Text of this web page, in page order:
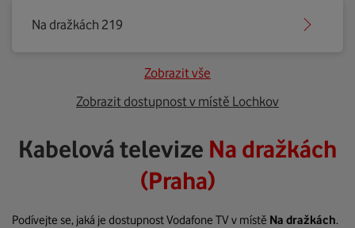
Na dražkách 219
Zobrazit vše
Zobrazit dostupnost v místě Lochkov
Kabelová televize Na dražkách
(Praha)
Podívejte se, jaká je dostupnost Vodafone TV v místě Na dražkách.